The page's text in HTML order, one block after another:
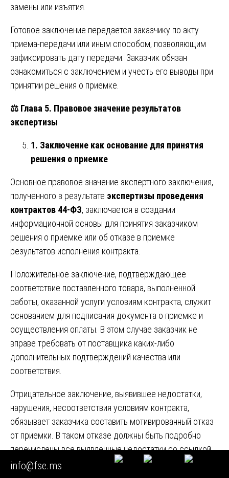
замены или изъятия.
Готовое заключение передается заказчику по акту
приема-передачи или иным способом, позволяющим
зафиксировать дату передачи. Заказчик обязан
ознакомиться с заключением и учесть его выводы при
принятии решения о приемке.
⚖️ Глава 5. Правовое значение результатов
экспертизы
1. Заключение как основание для принятия
решения о приемке
Основное правовое значение экспертного заключения,
полученного в результате экспертизы проведения
контрактов 44-ФЗ, заключается в создании
информационной основы для принятия заказчиком
решения о приемке или об отказе в приемке
результатов исполнения контракта.
Положительное заключение, подтверждающее
соответствие поставленного товара, выполненной
работы, оказанной услуги условиям контракта, служит
основанием для подписания документа о приемке и
осуществления оплаты. В этом случае заказчик не
вправе требовать от поставщика каких-либо
дополнительных подтверждений качества или
соответствия.
Отрицательное заключение, выявившее недостатки,
нарушения, несоответствия условиям контракта,
обязывает заказчика составить мотивированный отказ
от приемки. В таком отказе должны быть подробно
перечислены все выявленные недостатки со ссылкой
на конкретные пункты контракта, технического задания,
info@fse.ms